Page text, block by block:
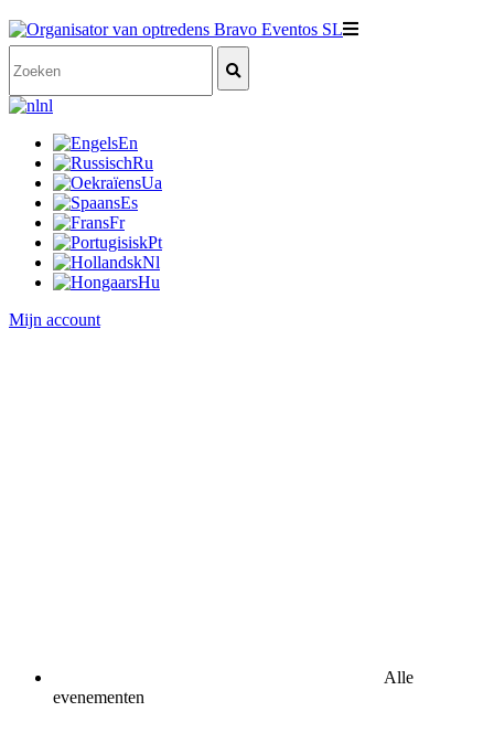
nl
En
Ru
Ua
Es
Fr
Pt
Nl
Hu
Mijn account
Alle
evenementen